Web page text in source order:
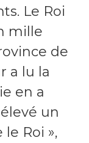
Le Roi
mille
de
a lu la
en a
un
le Roi »,